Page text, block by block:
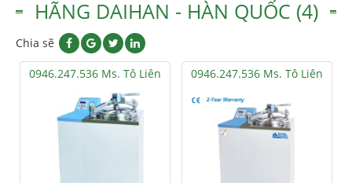
HÃNG DAIHAN - HÀN QUỐC (4)
Chia sẽ
0946.247.536 Ms. Tô Liên 0946.247.536 Ms. Tô Liên